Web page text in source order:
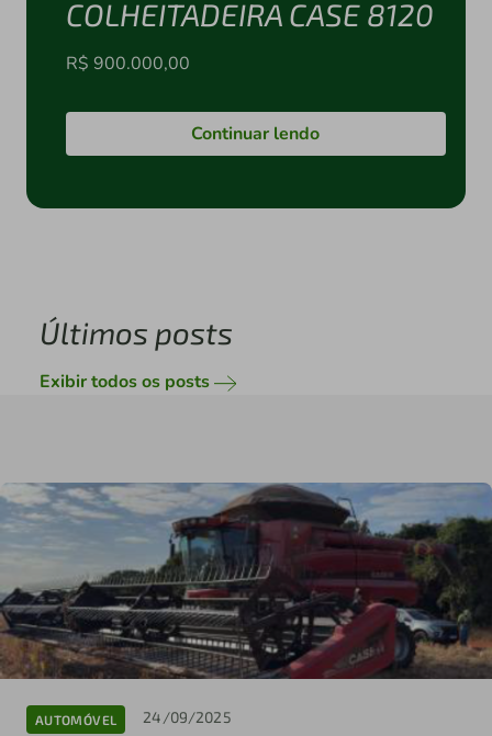
COLHEITADEIRA CASE 8120
R$ 900.000,00
Continuar lendo
Últimos posts
Exibir todos os posts
AUTOMÓVEL 24/09/2025